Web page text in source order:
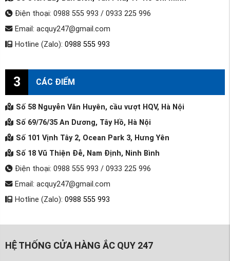
Điện thoại: 0988 555 993 / 0933 225 996
Email: acquy247@gmail.com
Hotline (Zalo): 0988 555 993
3 CÁC ĐIỂM
Số 58 Nguyễn Văn Huyên, cầu vượt HQV, Hà Nội
Số 69/76/35 An Dương, Tây Hồ, Hà Nội
Số 101 Vịnh Tây 2, Ocean Park 3, Hưng Yên
Số 18 Vũ Thiện Đễ, Nam Định, Ninh Bình
Điện thoại: 0988 555 993 / 0933 225 996
Email: acquy247@gmail.com
Hotline (Zalo): 0988 555 993
HỆ THỐNG CỬA HÀNG ẮC QUY 247